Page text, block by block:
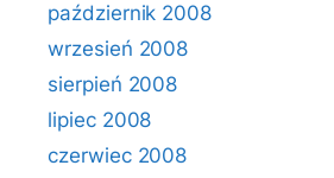
październik 2008
wrzesień 2008
sierpień 2008
lipiec 2008
czerwiec 2008